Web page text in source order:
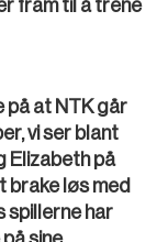
fram til å trene
på at NTK går
vi ser blant
Elizabeth på
brake løs med
spillerne har